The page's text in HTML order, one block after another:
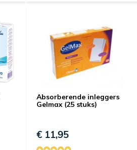
Absorberende inleggers
Gelmax (25 stuks)
€ 11,95